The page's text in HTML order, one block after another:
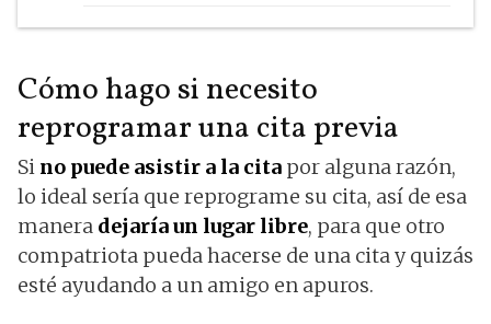
Cómo hago si necesito
reprogramar una cita previa
Si no puede asistir a la cita por alguna razón,
lo ideal sería que reprograme su cita, así de esa
manera dejaría un lugar libre, para que otro
compatriota pueda hacerse de una cita y quizás
esté ayudando a un amigo en apuros.